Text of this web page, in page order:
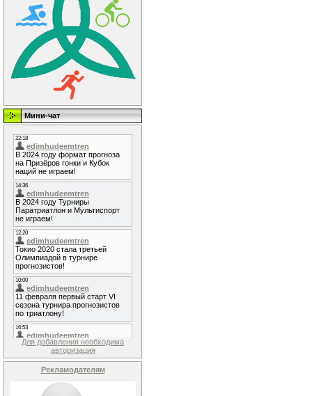
Мини-чат
Для добавления необходима
авторизация
Рекламодателям